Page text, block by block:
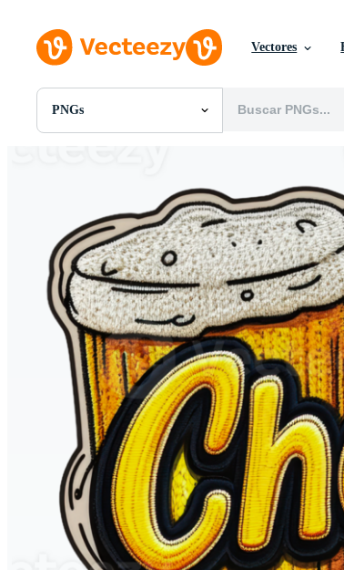
Vectores
PNGs
Todas Imágenes
Plantillas
Vectores
Videos
Gráficos en Movimiento
Imágenes Editoriales
Eventos Editoriales